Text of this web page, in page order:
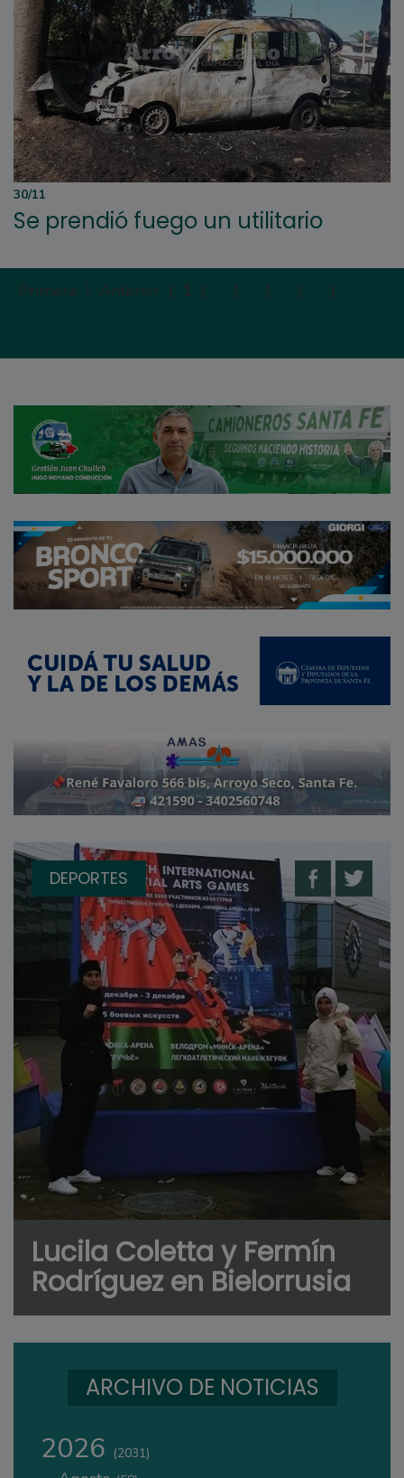
30/11
Se prendió fuego un utilitario
Primera | Anterior | 1 | | | | |
DEPORTES
Lucila Coletta y Fermín
Rodríguez en Bielorrusia
ARCHIVO DE NOTICIAS
2026 (2031)